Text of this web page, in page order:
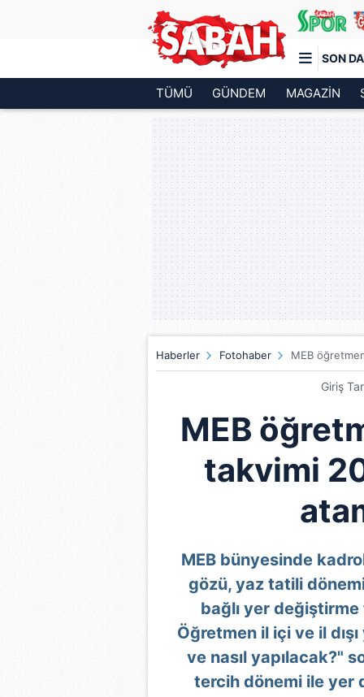
SON
Türkiye'nin en iyi haber sitesi
TÜMÜ GÜNDEM MAGAZİN
Haberler Fotohaber MEB
Giriş
MEB
takvimi
MEB bünyesinde
gözü, yaz tatili
bağlı yer
Öğretmen il içi ve il
ve nasıl yapılacak?"
tercih dönemi ile yer